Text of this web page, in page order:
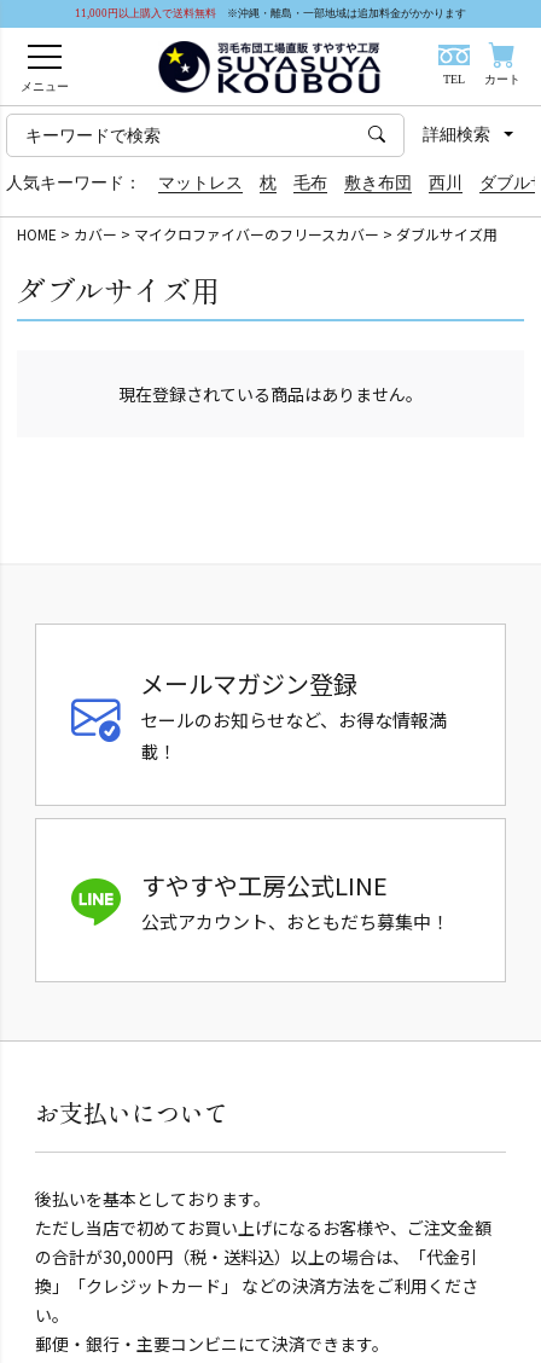
11,000円以上購入で送料無料 ※沖縄・離島・一部地域は追加料金がかかります
メニュー
TEL カート
人気キーワード： マットレス 枕 毛布 敷き布団 西川 ダブル
詳細検索
HOME カバー マイクロファイバーのフリースカバー ダブルサイズ用
ダブルサイズ用
現在登録されている商品はありません。
メールマガジン登録
セールのお知らせなど、お得な情報満
載！
すやすや工房公式LINE
公式アカウント、おともだち募集中！
お支払いについて
後払いを基本としております。
ただし当店で初めてお買い上げになるお客様や、ご注文金額
の合計が30,000円（税・送料込）以上の場合は、「代金引
換」「クレジットカード」 などの決済方法をご利用くださ
い。
郵便・銀行・主要コンビニにて決済できます。